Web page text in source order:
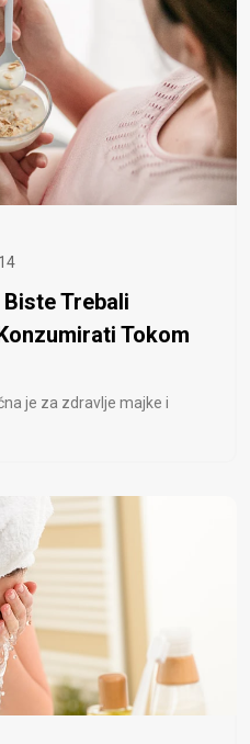
Trebali
Tokom
je za zdravlje majke i